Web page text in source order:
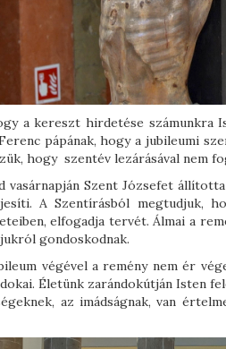
a kereszt hirdetése számunkra
pápának, hogy a jubileumi
hogy szentév lezárásával nem
vasárnapján Szent Józsefet
A Szentírásból megtudjuk,
elfogadja tervét. Álmai a
gondoskodnak.
végével a remény nem ér
Életünk zarándokútján Isten
az imádságnak, van